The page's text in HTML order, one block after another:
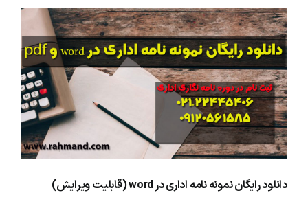
مقالات آموزشی
آموزش حضوری (لیست دوره ها)
محصولات و بسته های آموزشیVIP
درباره ما و تماس با ما
دانلود رایگان نمونه نامه اداری در word (قابلیت ویرایش)